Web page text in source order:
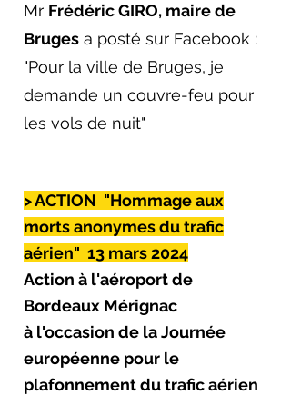
Mr Frédéric GIRO, maire de
Bruges a posté sur Facebook :
"Pour la ville de Bruges, je
demande un couvre-feu pour
les vols de nuit"
> ACTION "Hommage aux
morts anonymes du trafic
aérien" 13 mars 2024
Action à l'aéroport de
Bordeaux Mérignac
à l'occasion de la Journée
européenne pour le
plafonnement du trafic aérien